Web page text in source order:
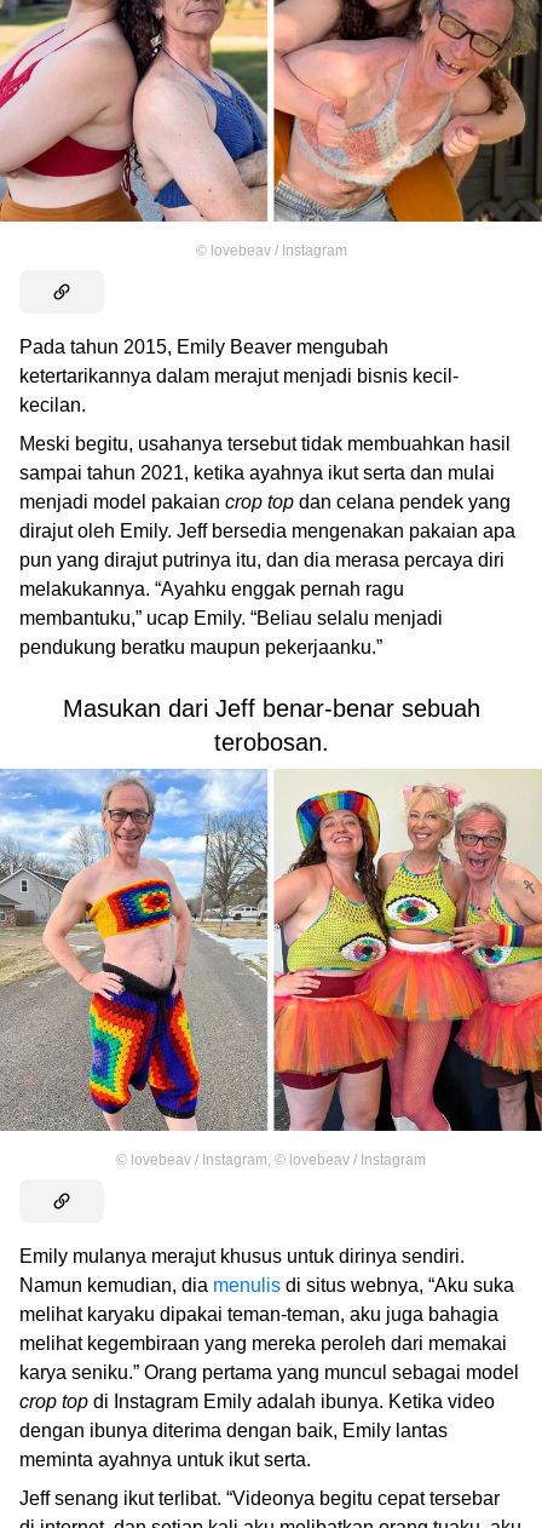
© lovebeav / Instagram
Pada tahun 2015, Emily Beaver mengubah
ketertarikannya dalam merajut menjadi bisnis kecil-
kecilan.
Meski begitu, usahanya tersebut tidak membuahkan hasil
sampai tahun 2021, ketika ayahnya ikut serta dan mulai
menjadi model pakaian crop top dan celana pendek yang
dirajut oleh Emily. Jeff bersedia mengenakan pakaian apa
pun yang dirajut putrinya itu, dan dia merasa percaya diri
melakukannya. “Ayahku enggak pernah ragu
membantuku,” ucap Emily. “Beliau selalu menjadi
pendukung beratku maupun pekerjaanku.”
Masukan dari Jeff benar-benar sebuah
terobosan.
© lovebeav / Instagram, © lovebeav / Instagram
Emily mulanya merajut khusus untuk dirinya sendiri.
Namun kemudian, dia menulis di situs webnya, “Aku suka
melihat karyaku dipakai teman-teman, aku juga bahagia
melihat kegembiraan yang mereka peroleh dari memakai
karya seniku.” Orang pertama yang muncul sebagai model
crop top di Instagram Emily adalah ibunya. Ketika video
dengan ibunya diterima dengan baik, Emily lantas
meminta ayahnya untuk ikut serta.
Jeff senang ikut terlibat. “Videonya begitu cepat tersebar